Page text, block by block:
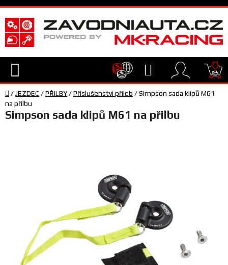
Přejít
na
obsah
Hledat
TECHNIKA
FANOUŠCI
Domů
/ JEZDEC /PŘILBY/Příslušenství přileb /Simpson sada klipů M61
na přilbu
Simpson sada klipů M61 na přilbu